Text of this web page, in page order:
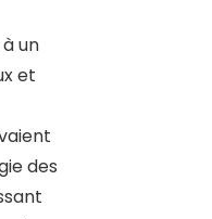
un
et
des